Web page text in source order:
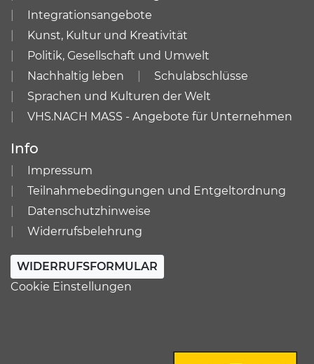
Integrationsangebote
Kunst, Kultur und Kreativität
Politik, Gesellschaft und Umwelt
Nachhaltig leben
Schulabschlüsse
Sprachen und Kulturen der Welt
VHS.NACH MASS - Angebote für Unternehmen
Info
Impressum
Teilnahmebedingungen und Entgeltordnung
Datenschutzhinweise
Widerrufsbelehrung
WIDERRUFSFORMULAR
Cookie Einstellungen